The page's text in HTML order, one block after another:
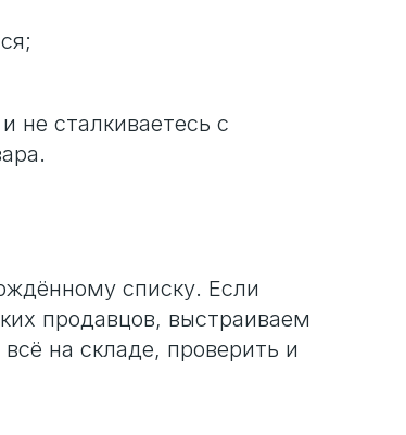
не сталкиваетесь с
списку. Если
продавцов, выстраиваем
на складе, проверить и